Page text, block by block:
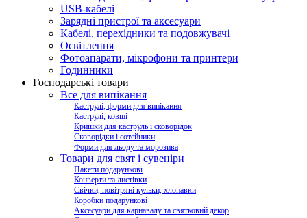
USB-кабелі
Зарядні пристрої та аксесуари
Кабелі, перехідники та подовжувачі
Освітлення
Фотоапарати, мікрофони та принтери
Годинники
Господарські товари
Все для випікання
Каструлі, форми для випікання
Каструлі, ковші
Кришки для каструль і сковорідок
Сковорідки і сотейники
Форми для льоду та морозива
Товари для свят і сувеніри
Пакети подарункові
Конверти та листівки
Свічки, повітряні кульки, хлопавки
Коробки подарункові
Аксесуари для карнавалу та святковий декор